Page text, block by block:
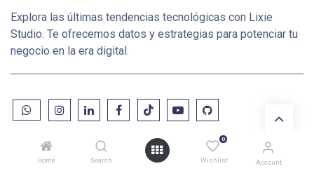
Home Search
0
Wishlist Account
Explora las últimas tendencias tecnológicas con Lixie
Studio. Te ofrecemos datos y estrategias para potenciar tu
negocio en la era digital.